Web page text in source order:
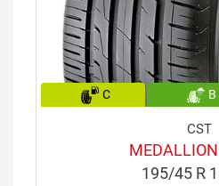
C B
CST
195/45 R